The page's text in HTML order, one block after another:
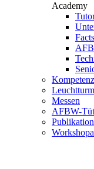
Academy
Messen
AFBW-